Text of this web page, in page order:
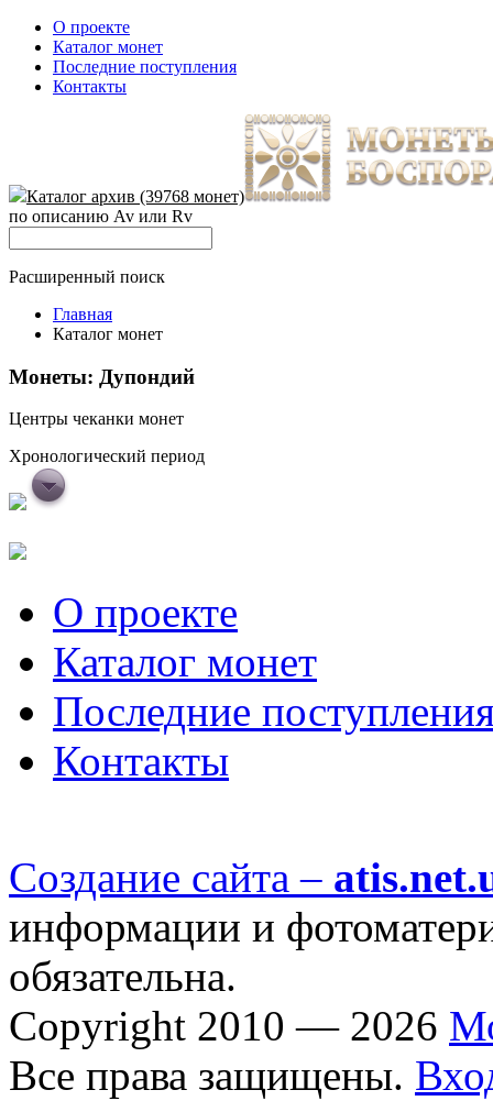
О проекте
Каталог монет
Последние поступления
Контакты
Каталог архив (39768 монет)
по описанию Av или Rv
Расширенный поиск
Главная
Каталог монет
Монеты: Дупондий
Центры чеканки монет
Хронологический период
О проекте
Каталог монет
Последние
Контакты
Создание сайта –
информации и
обязательна.
Copyright 2010 — 2026
Все права защищены.